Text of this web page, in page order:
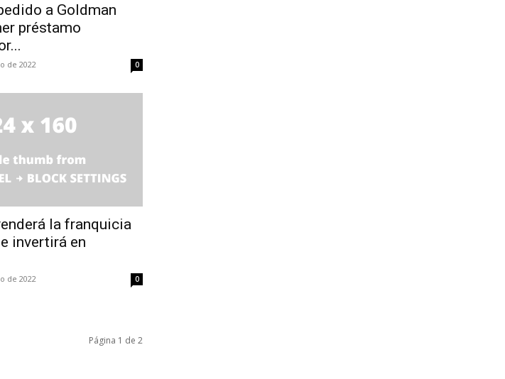
a Goldman
préstamo
de 2022 0
la franquicia
invertirá en
de 2022 0
Página 1 de 2